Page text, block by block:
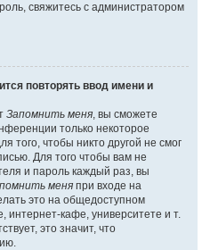
свяжитесь с администратором
повторять ввод имени и
Запомнить меня, вы сможете
только некоторое
того, чтобы никто другой не смог
Для того чтобы вам не
и пароль каждый раз, вы
меня при входе на
это на общедоступном
интернет-кафе, университете и т.
это значит, что